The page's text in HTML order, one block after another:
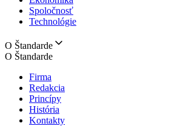
Spoločnosť
Technológie
O Štandarde
O Štandarde
Firma
Redakcia
Princípy
História
Kontakty